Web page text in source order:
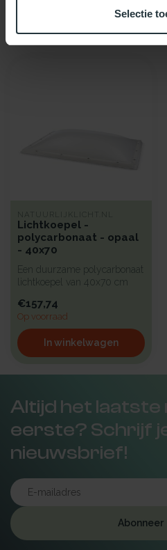
Selectie
Recent bekeken
NATUURLIJKLICHT.NL
Lichtkoepel -
polycarbonaat - opaal
- 40x70
Een duurzame polycarbonaat
lichtkoepel van 40x70 cm
€157,74
Op voorraad
In winkelwagen
Altijd het laatste
eerste? Schrijf
nieuwsbrief!
Abonneer